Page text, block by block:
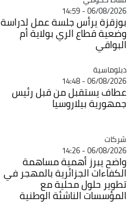
06/08/2026 - 14:59
بوزقزة يرأس جلسة عمل لدراسة
وضعية قطاع الري بولاية أم
البواقي
Catégorie
دبلوماسية
06/08/2026 - 14:48
عطاف يستقبل من قبل رئيس
جمهورية بيلاروسيا
Catégorie
شركات
06/08/2026 - 14:26
واضح يبرز أهمية مساهمة
الكفاءات الجزائرية بالمهجر في
تطوير حلول محلية مع
المؤسسات الناشئة الوطنية